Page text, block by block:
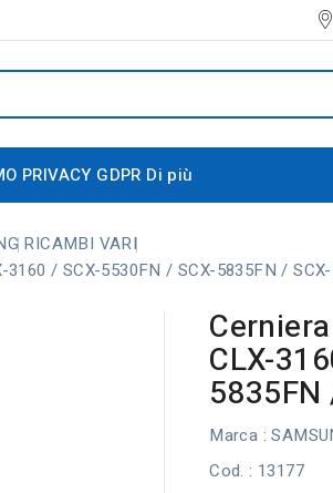
PRIVACY GDPR Di più
RICAMBI VARI
/ SCX-5530FN / SCX-5835FN /
CLX-
5835FN
Marca :
Cod. : 13177